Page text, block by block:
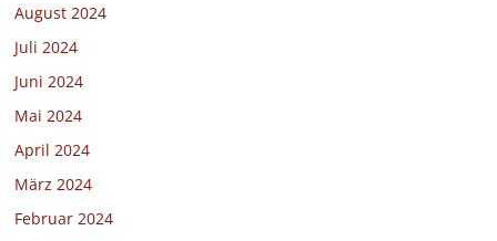
August 2024
Juli 2024
Juni 2024
Mai 2024
April 2024
März 2024
Februar 2024